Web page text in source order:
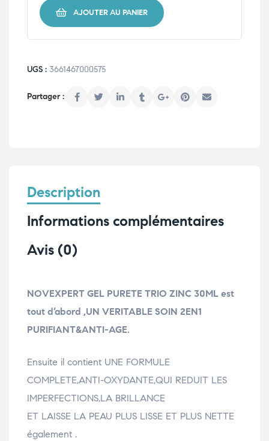
AJOUTER AU PANIER
UGS : 3661467000575
Description
Informations complémentaires
Avis (0)
NOVEXPERT GEL PURETE TRIO ZINC 30ML est
tout d’abord ,UN VERITABLE SOIN 2EN1
PURIFIANT&ANTI-AGE.
Ensuite il contient UNE FORMULE
COMPLETE,ANTI-OXYDANTE,QUI REDUIT LES
IMPERFECTIONS,LA BRILLANCE
ET LAISSE LA PEAU PLUS LISSE ET PLUS NETTE
également .